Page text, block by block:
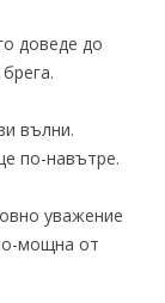
доведе до
вълни.
по-навътре.
уважение
мощна от